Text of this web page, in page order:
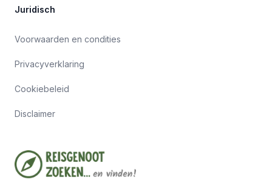
Juridisch
Voorwaarden en condities
Privacyverklaring
Cookiebeleid
Disclaimer